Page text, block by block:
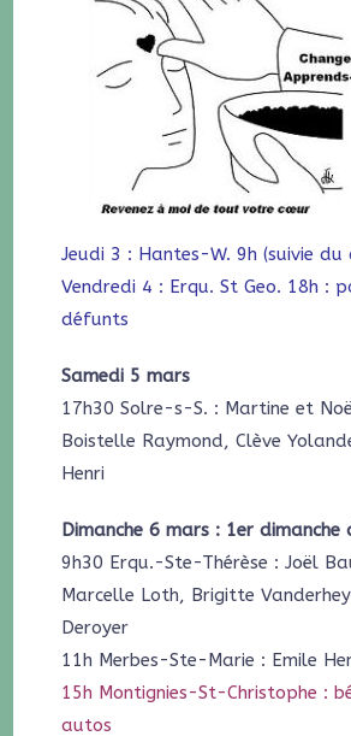
Jeudi 3 : Hantes-W. 9h (suivie du
Vendredi 4 : Erqu. St Geo. 18h :
défunts
Samedi 5 mars
17h30 Solre-s-S. : Martine et
Boistelle Raymond, Clève
Henri
Dimanche 6 mars : 1er dimanche
9h30 Erqu.-Ste-Thérèse : Joël
Marcelle Loth, Brigitte
Deroyer
11h Merbes-Ste-Marie : Emile
15h Montignies-St-Christophe :
autos